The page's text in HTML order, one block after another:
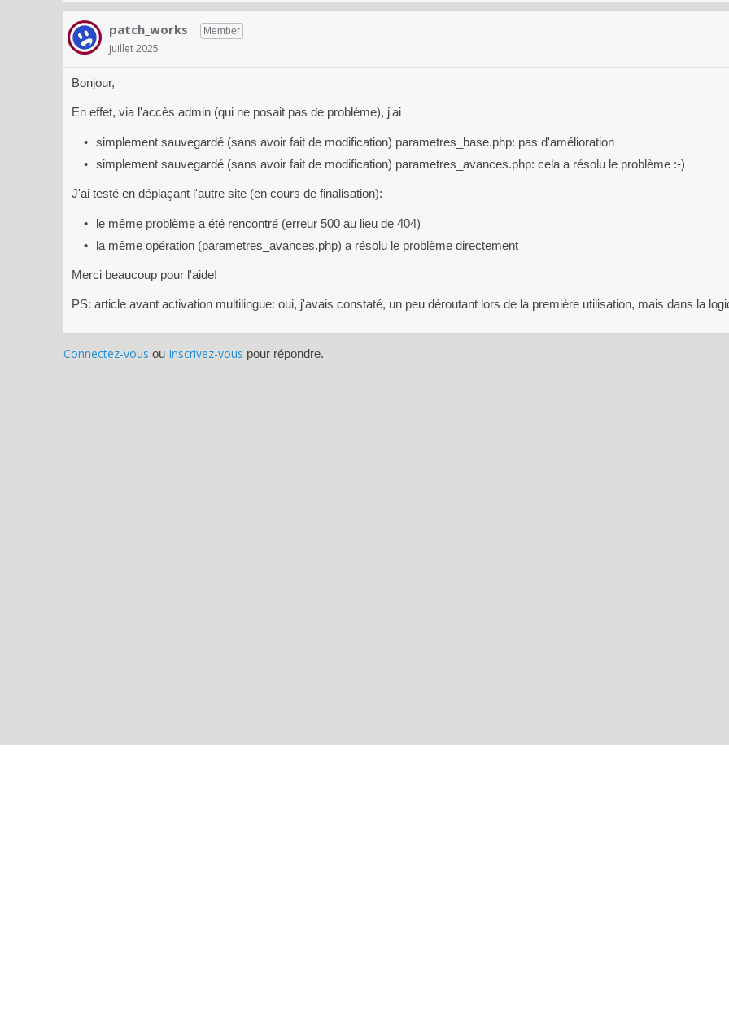
patch_works Member
juillet 2025
Bonjour,
En effet, via l'accès admin (qui ne posait pas de problème), j'ai
simplement sauvegardé (sans avoir fait de modification) parametres_base.php: pas d'amélioration
simplement sauvegardé (sans avoir fait de modification) parametres_avances.php: cela a résolu le problème :-)
J'ai testé en déplaçant l'autre site (en cours de finalisation):
le même problème a été rencontré (erreur 500 au lieu de 404)
la même opération (parametres_avances.php) a résolu le problème directement
Merci beaucoup pour l'aide!
PS: article avant activation multilingue: oui, j'avais constaté, un peu déroutant lors de la première utilisation, mais dans la
Connectez-vous ou Inscrivez-vous pour répondre.